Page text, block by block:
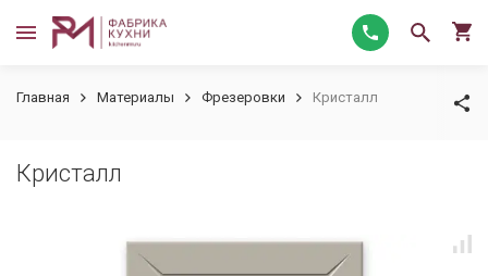
Главная Материалы Фрезеровки Кристалл
Кристалл